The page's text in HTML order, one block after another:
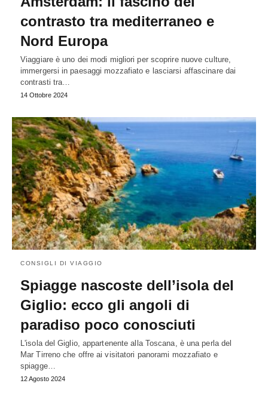
contrasto tra mediterraneo e
Nord Europa
Viaggiare è uno dei modi migliori per scoprire nuove culture,
immergersi in paesaggi mozzafiato e lasciarsi affascinare dai
contrasti tra…
14 Ottobre 2024
CONSIGLI DI VIAGGIO
Spiagge nascoste dell’isola del
Giglio: ecco gli angoli di
paradiso poco conosciuti
L'isola del Giglio, appartenente alla Toscana, è una perla del
Mar Tirreno che offre ai visitatori panorami mozzafiato e
spiagge…
12 Agosto 2024